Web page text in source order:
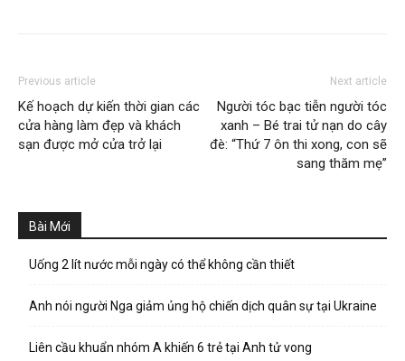
Previous article
Kế hoạch dự kiến thời gian các
cửa hàng làm đẹp và khách
sạn được mở cửa trở lại
Next article
Người tóc bạc tiễn người tóc
xanh – Bé trai tử nạn do cây
đè: “Thứ 7 ôn thi xong, con sẽ
sang thăm mẹ”
Bài Mới
Uống 2 lít nước mỗi ngày có thể không cần thiết
Anh nói người Nga giảm ủng hộ chiến dịch quân sự tại Ukraine
Liên cầu khuẩn nhóm A khiến 6 trẻ tại Anh tử vong